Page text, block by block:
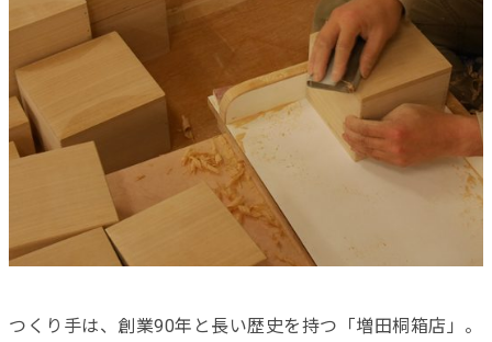
つくり手は、創業90年と長い歴史を持つ「増田桐箱店」。